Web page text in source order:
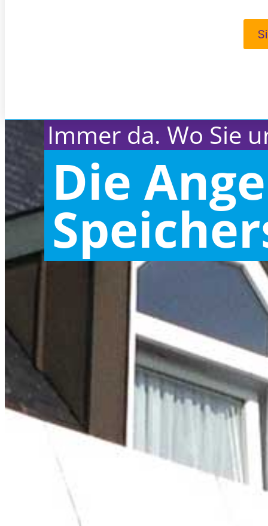
Immer da. Wo Sie
Die